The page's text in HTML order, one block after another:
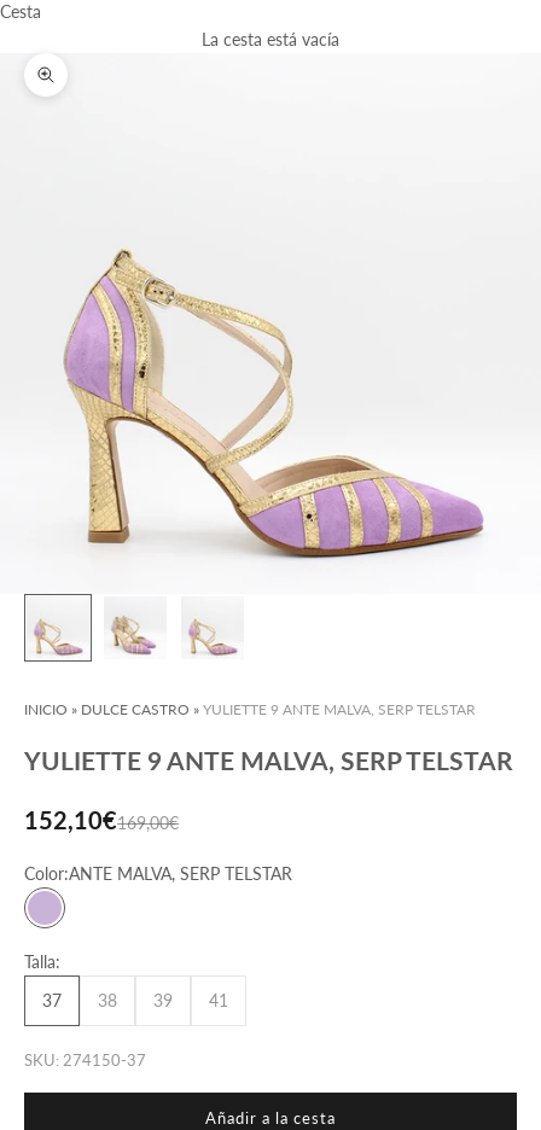
Cesta
La cesta está vacía
Zoom
INICIO » DULCE CASTRO » YULIETTE 9 ANTE MALVA, SERP TELSTAR
YULIETTE 9 ANTE MALVA, SERP TELSTAR
Precio de oferta
152,10€Precio normal
169,00€
Color:ANTE MALVA, SERP TELSTAR
ANTE MALVA, SERP TELSTAR
Talla:
37
38 39 41
SKU: 274150-37
Añadir a la cesta